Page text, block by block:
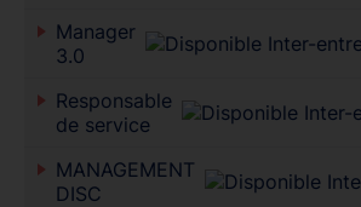
Manager
3.0
Responsable
de service
MANAGEMENT
DISC